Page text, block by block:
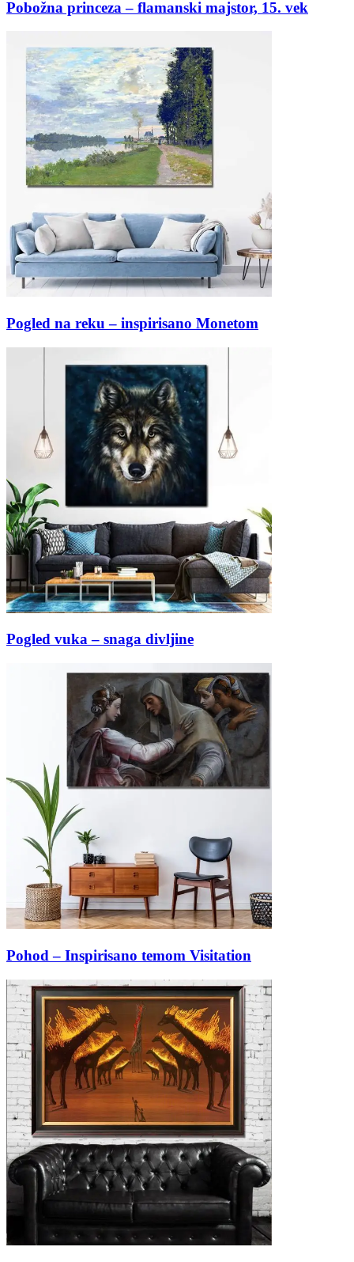
Pobožna princeza – flamanski majstor, 15. vek
Pogled na reku – inspirisano Monetom
Pogled vuka – snaga divljine
Pohod – Inspirisano temom Visitation